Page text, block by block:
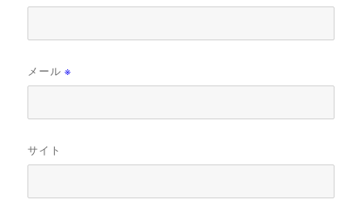
メール※
サイト